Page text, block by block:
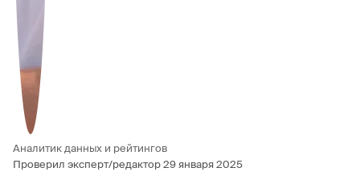
Аналитик данных и рейтингов
Проверил эксперт/редактор29 января 2025